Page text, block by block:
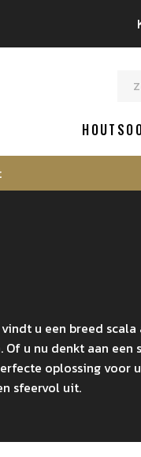
u een breed scala
u nu denkt aan
oplossing voor
sfeervol uit.